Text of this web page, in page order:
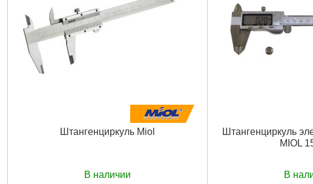
Штангенциркуль Miol
В наличии
Штангенциркуль
MIOL
В